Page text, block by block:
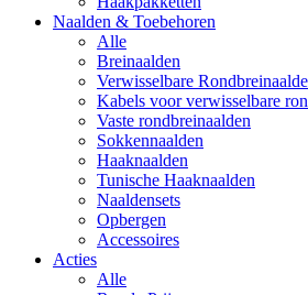
Naalden & Toebehoren
Alle
Breinaalden
Verwisselbare
Kabels voor verwisselbare
Vaste rondbreinaalden
Sokkennaalden
Haaknaalden
Tunische Haaknaalden
Naaldensets
Opbergen
Accessoires
Acties
Alle